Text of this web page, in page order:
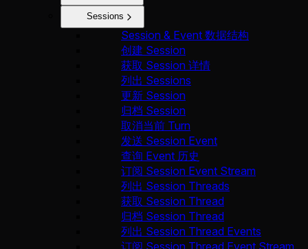
Sessions
Session & Event 数据结构
创建 Session
获取 Session 详情
列出 Sessions
更新 Session
归档 Session
取消当前 Turn
发送 Session Event
查询 Event 历史
订阅 Session Event Stream
列出 Session Threads
获取 Session Thread
归档 Session Thread
列出 Session Thread Events
订阅 Session Thread Event Stream